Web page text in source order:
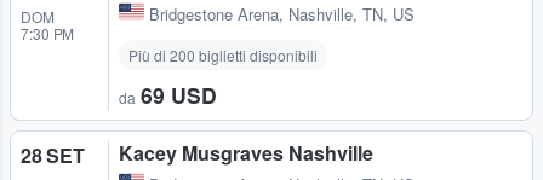
DOM
7:30 PM
Bridgestone Arena, Nashville, TN, US
Più di 200 biglietti disponibili
da 69 USD
28 SET Kacey Musgraves Nashville